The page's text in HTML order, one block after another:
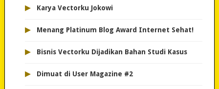
▸ Karya Vectorku Jokowi
▸ Menang Platinum Blog Award Internet Sehat!
▸ Bisnis Vectorku Dijadikan Bahan Studi Kasus
▸ Dimuat di User Magazine #2